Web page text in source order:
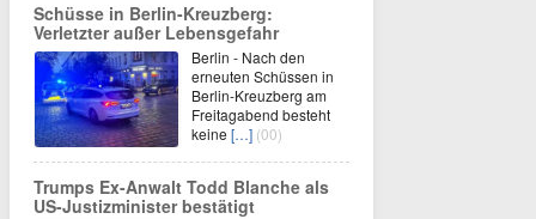
Schüsse in Berlin-Kreuzberg:
Verletzter außer Lebensgefahr
Berlin - Nach den
erneuten Schüssen in
Berlin-Kreuzberg am
Freitagabend besteht
keine […] (00)
Trumps Ex-Anwalt Todd Blanche als
US-Justizminister bestätigt